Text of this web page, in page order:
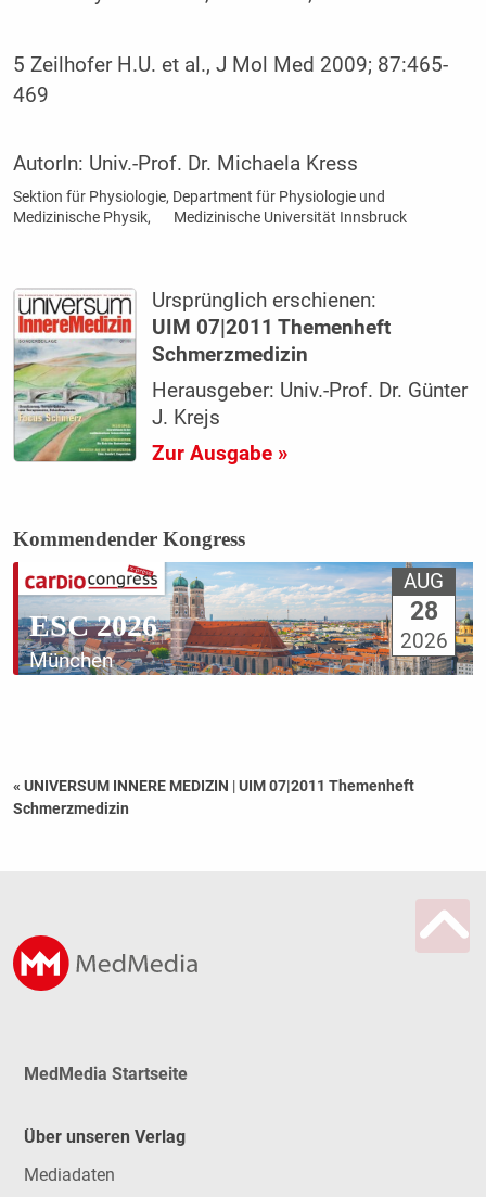
5 Zeilhofer H.U. et al., J Mol Med 2009; 87:465-
469
AutorIn: Univ.-Prof. Dr. Michaela Kress
Sektion für Physiologie, Department für Physiologie und
Medizinische Physik, Medizinische Universität Innsbruck
Ursprünglich erschienen:
UIM 07|2011 Themenheft
Schmerzmedizin
Herausgeber: Univ.-Prof. Dr. Günter
J. Krejs
Zur Ausgabe »
Kommendender Kongress
ESC 2026
München
AUG
28
2026
« UNIVERSUM INNERE MEDIZIN |UIM 07|2011 Themenheft
Schmerzmedizin
MedMedia Startseite
Über unseren Verlag
Mediadaten